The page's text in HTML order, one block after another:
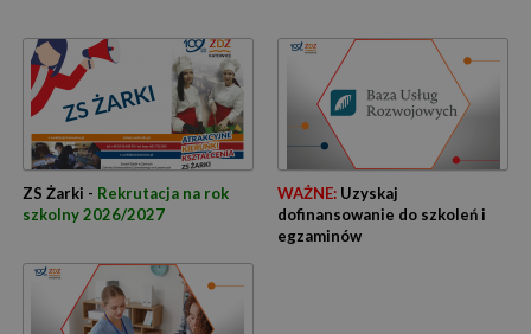
ZS Żarki - Rekrutacja na rok
szkolny 2026/2027
WAŻNE:Uzyskaj
dofinansowanie do szkoleń i
egzaminów